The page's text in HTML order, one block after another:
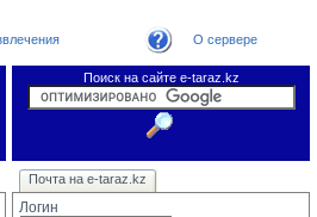
О сервере
Поиск на сайте e-taraz.kz
Новости Погода в Таразе
Телефоный справочник
Видеоконференция
Новости e-taraz
Почта на e-taraz.kz
Логин